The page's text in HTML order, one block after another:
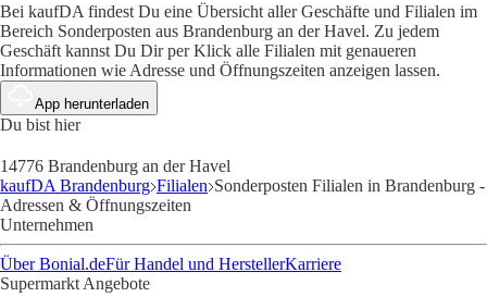
Bei kaufDA findest Du eine Übersicht aller Geschäfte und Filialen im
Bereich Sonderposten aus Brandenburg an der Havel. Zu jedem
Geschäft kannst Du Dir per Klick alle Filialen mit genaueren
Informationen wie Adresse und Öffnungszeiten anzeigen lassen.
App herunterladen
Du bist hier
14776 Brandenburg an der Havel
kaufDA Brandenburg Filialen Sonderposten Filialen in Brandenburg -
Adressen & Öffnungszeiten
Unternehmen
Über Bonial.deFür Handel und HerstellerKarriere
Supermarkt Angebote